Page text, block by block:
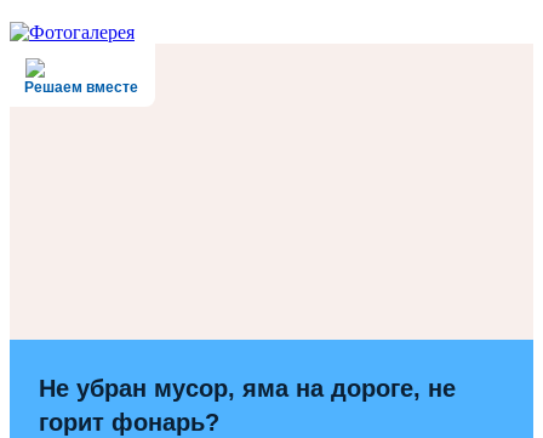
Решаем вместе
Не убран мусор, яма на дороге, не
горит фонарь?